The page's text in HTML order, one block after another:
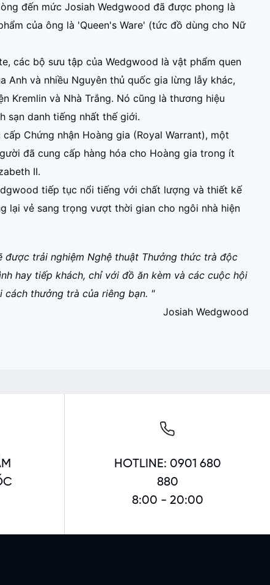
đến mức Josiah Wedgwood đã được phong là
của ông là 'Queen's Ware' (tức đồ dùng cho Nữ
các bộ sưu tập của Wedgwood là vật phẩm quen
Anh và nhiều Nguyên thủ quốc gia lừng lẫy khác,
Kremlin và Nhà Trắng. Nó cũng là thương hiệu
sạn danh tiếng nhất thế giới.
Chứng nhận Hoàng gia (Royal Warrant), một
đã cung cấp hàng hóa cho Hoàng gia trong ít
II.
tiếp tục nổi tiếng với chất lượng và thiết kế
lại vẻ sang trọng vượt thời gian cho ngôi nhà hiện
được trải nghiệm Nghệ thuật Thưởng thức trà độc
hay tiếp khách, chỉ với đồ ăn kèm và các cuộc hội
cách thưởng trà của riêng bạn. "
Josiah Wedgwood
HOTLINE: 0901 680
880
8:00 - 20:00